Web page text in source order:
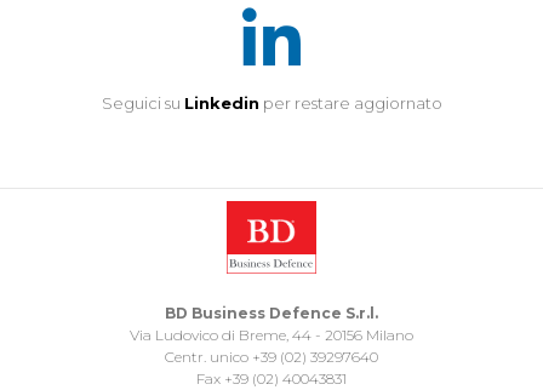
Seguici su Linkedin per restare aggiornato
BD Business Defence S.r.l.
Via Ludovico di Breme, 44 - 20156 Milano
Centr. unico +39 (02) 39297640
Fax +39 (02) 40043831